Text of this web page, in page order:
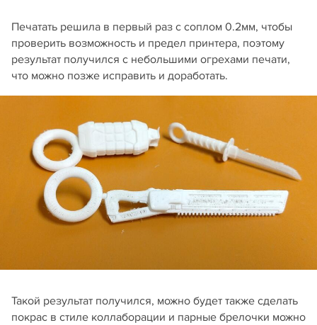
Печатать решила в первый раз с соплом 0.2мм, чтобы
проверить возможность и предел принтера, поэтому
результат получился с небольшими огрехами печати,
что можно позже исправить и доработать.
Такой результат получился, можно будет также сделать
покрас в стиле коллаборации и парные брелочки можно